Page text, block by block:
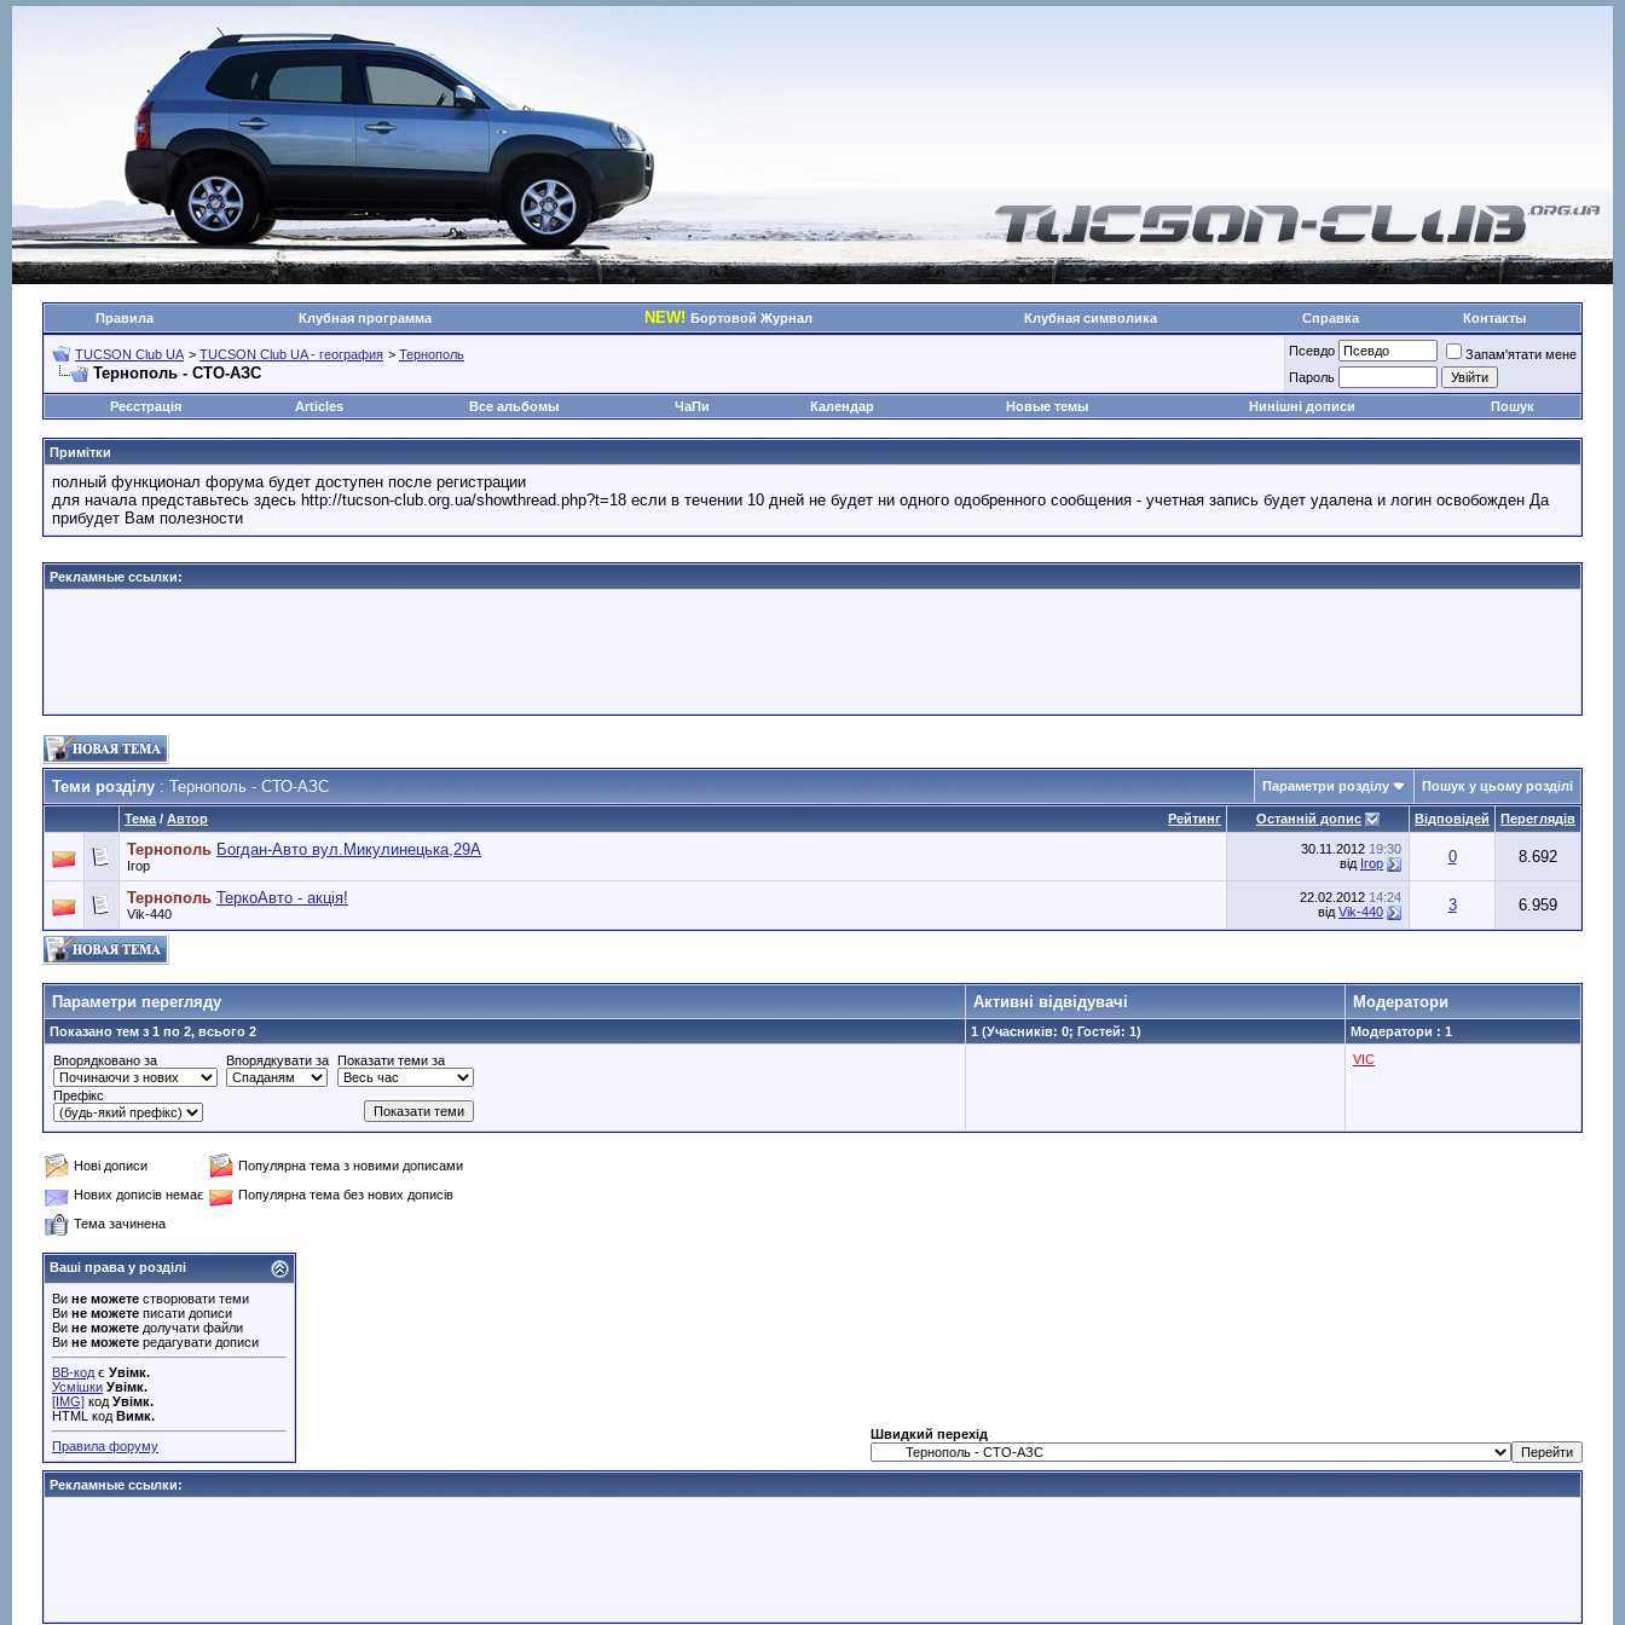
Правила Клубная программа NEW! Бортовой Журнал Клубная символика Справка Контакты
TUCSON Club UA > TUCSON Club UA - география > Тернополь
Тернополь - СТО-АЗС
Псевдо
Запам'ятати мене
Пароль
Реєстрація
Articles Все альбомы ЧаПи Календар Новые темы Нинішні дописи Пошук
Примітки
полный функционал форума будет доступен после регистрации
для начала представьтесь здесь http://tucson-club.org.ua/showthread.php?t=18 если в течении 10 дней не будет ни одного одобренного сообщения - учетная запись будет удалена и логин освобожден Да
прибудет Вам полезности
Рекламные ссылки:
Теми розділу : Тернополь - СТО-АЗС Параметри розділу Пошук у цьому розділі
Рейтинг
Тема / Автор Останній допис Відповідей Переглядів
Тернополь Богдан-Авто вул.Микулинецька,29А
Ігор
30.11.2012 19:30
від Ігор 0 8.692
Тернополь ТеркоАвто - акція!
Vik-440
22.02.2012 14:24
від Vik-440 3 6.959
Параметри перегляду Активні відвідувачі Модератори
Показано тем з 1 по 2, всього 2 1 (Учасників: 0; Гостей: 1)
Модератори : 1
Впорядковано за
Впорядкувати за Показати теми за
Префікс
VIC
Нові дописи
Популярна тема з новими дописами
Нових дописів немає
Популярна тема без нових дописів
Тема зачинена
Ваші права у розділі
Ви не можете створювати теми
Ви не можете писати дописи
Ви не можете долучати файли
Ви не можете редагувати дописи
BB-код є Увімк.
Усмішки Увімк.
[IMG] код Увімк.
HTML код Вимк.
Правила форуму
Швидкий перехід
Рекламные ссылки: